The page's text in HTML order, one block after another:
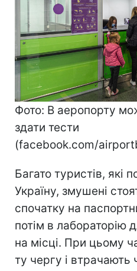
Фото: В аеропорту
здати тести
(facebook.com/
Багато туристів, які
Україну, змушені
спочатку на
потім в лабораторію
на місці. При цьому
ту чергу і втрачають